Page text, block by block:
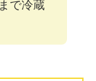
で冷蔵